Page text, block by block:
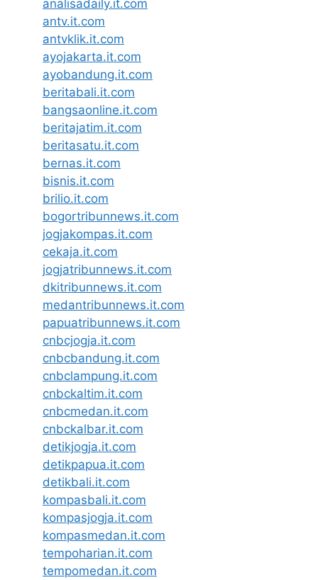
analisadaily.it.com
antv.it.com
antvklik.it.com
ayojakarta.it.com
ayobandung.it.com
beritabali.it.com
bangsaonline.it.com
beritajatim.it.com
beritasatu.it.com
bernas.it.com
bisnis.it.com
brilio.it.com
bogortribunnews.it.com
jogjakompas.it.com
cekaja.it.com
jogjatribunnews.it.com
dkitribunnews.it.com
medantribunnews.it.com
papuatribunnews.it.com
cnbcjogja.it.com
cnbcbandung.it.com
cnbclampung.it.com
cnbckaltim.it.com
cnbcmedan.it.com
cnbckalbar.it.com
detikjogja.it.com
detikpapua.it.com
detikbali.it.com
kompasbali.it.com
kompasjogja.it.com
kompasmedan.it.com
tempoharian.it.com
tempomedan.it.com